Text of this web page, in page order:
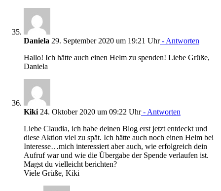
Daniela 29. September 2020 um 19:21 Uhr- Antworten
Hallo! Ich hätte auch einen Helm zu spenden! Liebe Grüße,
Daniela
Kiki 24. Oktober 2020 um 09:22 Uhr- Antworten
Liebe Claudia, ich habe deinen Blog erst jetzt entdeckt und
diese Aktion viel zu spät. Ich hätte auch noch einen Helm bei
Interesse…mich interessiert aber auch, wie erfolgreich dein
Aufruf war und wie die Übergabe der Spende verlaufen ist.
Magst du vielleicht berichten?
Viele Grüße, Kiki